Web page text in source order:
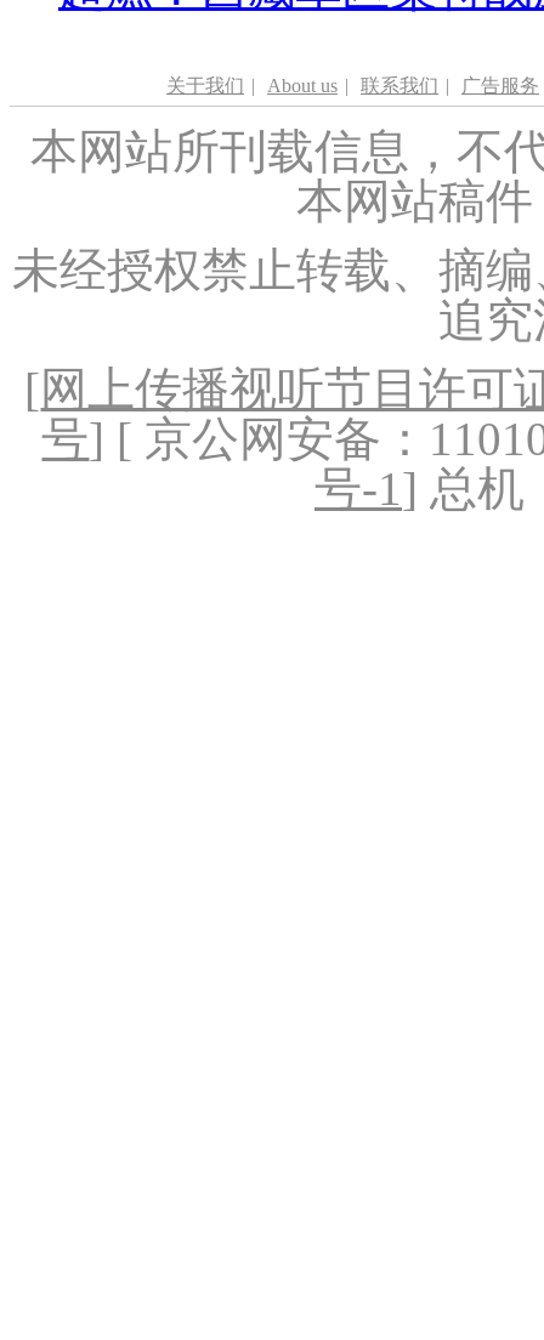
关于我们 | About us | 联系我们 | 广告服务
本网站所刊载信息，不
本网站稿
未经授权禁止转载、摘
追
[网上传播视听节目许可
号] [ 京公网安备：
号-1] 总机